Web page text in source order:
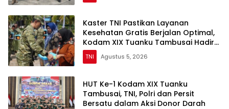
Kaster TNI Pastikan Layanan
Kesehatan Gratis Berjalan Optimal,
Kodam XIX Tuanku Tambusai Hadir
untuk Masyarakat Lingga
TNI Agustus 5, 2026
HUT Ke-1 Kodam XIX Tuanku
Tambusai, TNI, Polri dan Persit
Bersatu dalam Aksi Donor Darah